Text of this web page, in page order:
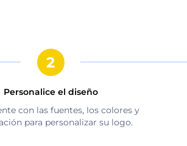
Personalice el diseño
con las fuentes, los colores y
para personalizar su logo.